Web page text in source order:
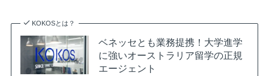
KOKOSとは？
ベネッセとも業務提携！大学進学
に強いオーストラリア留学の正規
エージェント